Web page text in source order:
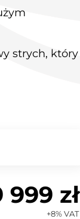
strych, który
999 zł
+8% VAT